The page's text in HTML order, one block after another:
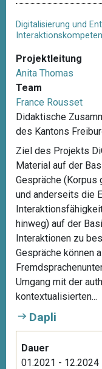
Digitalisierung und
Projektleitung
Anita Thomas
Team
France Rousset
Didaktische
des Kantons
Ziel des Projekts
Material auf der
Gespräche (Korpus
und anderseits die
hinweg) auf der
Interaktionen zu
Gespräche können
Umgang mit der
kontextualisierten...
Dapli
Dauer
01.2021 - 12.2024